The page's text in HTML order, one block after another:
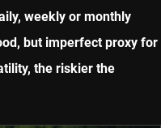
weekly or monthly
but imperfect proxy for
the riskier the